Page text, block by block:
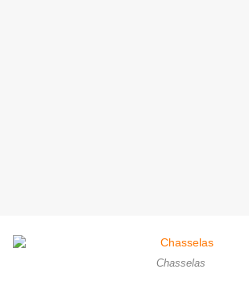
Chasselas